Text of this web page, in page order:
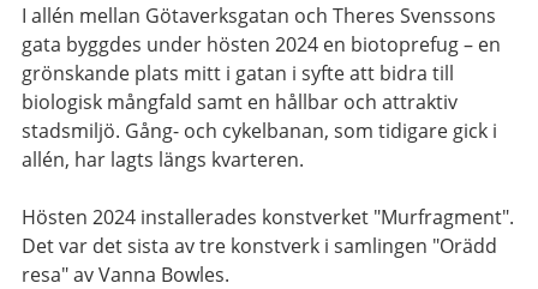
I allén mellan Götaverksgatan och Theres Svenssons
gata byggdes under hösten 2024 en biotoprefug – en
grönskande plats mitt i gatan i syfte att bidra till
biologisk mångfald samt en hållbar och attraktiv
stadsmiljö. Gång- och cykelbanan, som tidigare gick i
allén, har lagts längs kvarteren.
Hösten 2024 installerades konstverket "Murfragment".
Det var det sista av tre konstverk i samlingen "Orädd
resa" av Vanna Bowles.